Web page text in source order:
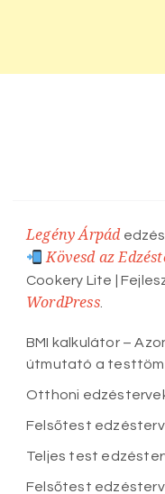
Legény Árpád
Kövesd az
Cookery Lite |
WordPress.
BMI kalkulátor –
útmutató a
Otthoni
Felsőtest edzésterv
Teljes test
Felsőtest edzésterv